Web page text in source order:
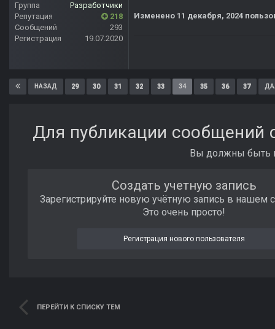
Группа
Разработчики
Репутация
218
Сообщений
293
Регистрация
19.07.2020
Изменено 11 декабря, 2024
НАЗАД 29 30 31 32 33 34 35 36 37
Для публикации сообщений
Вы должны быть
Создать учетную запись
Зарегистрируйте новую учётную запись в нашем
Это очень просто!
Регистрация нового пользователя
ПЕРЕЙТИ К СПИСКУ ТЕМ